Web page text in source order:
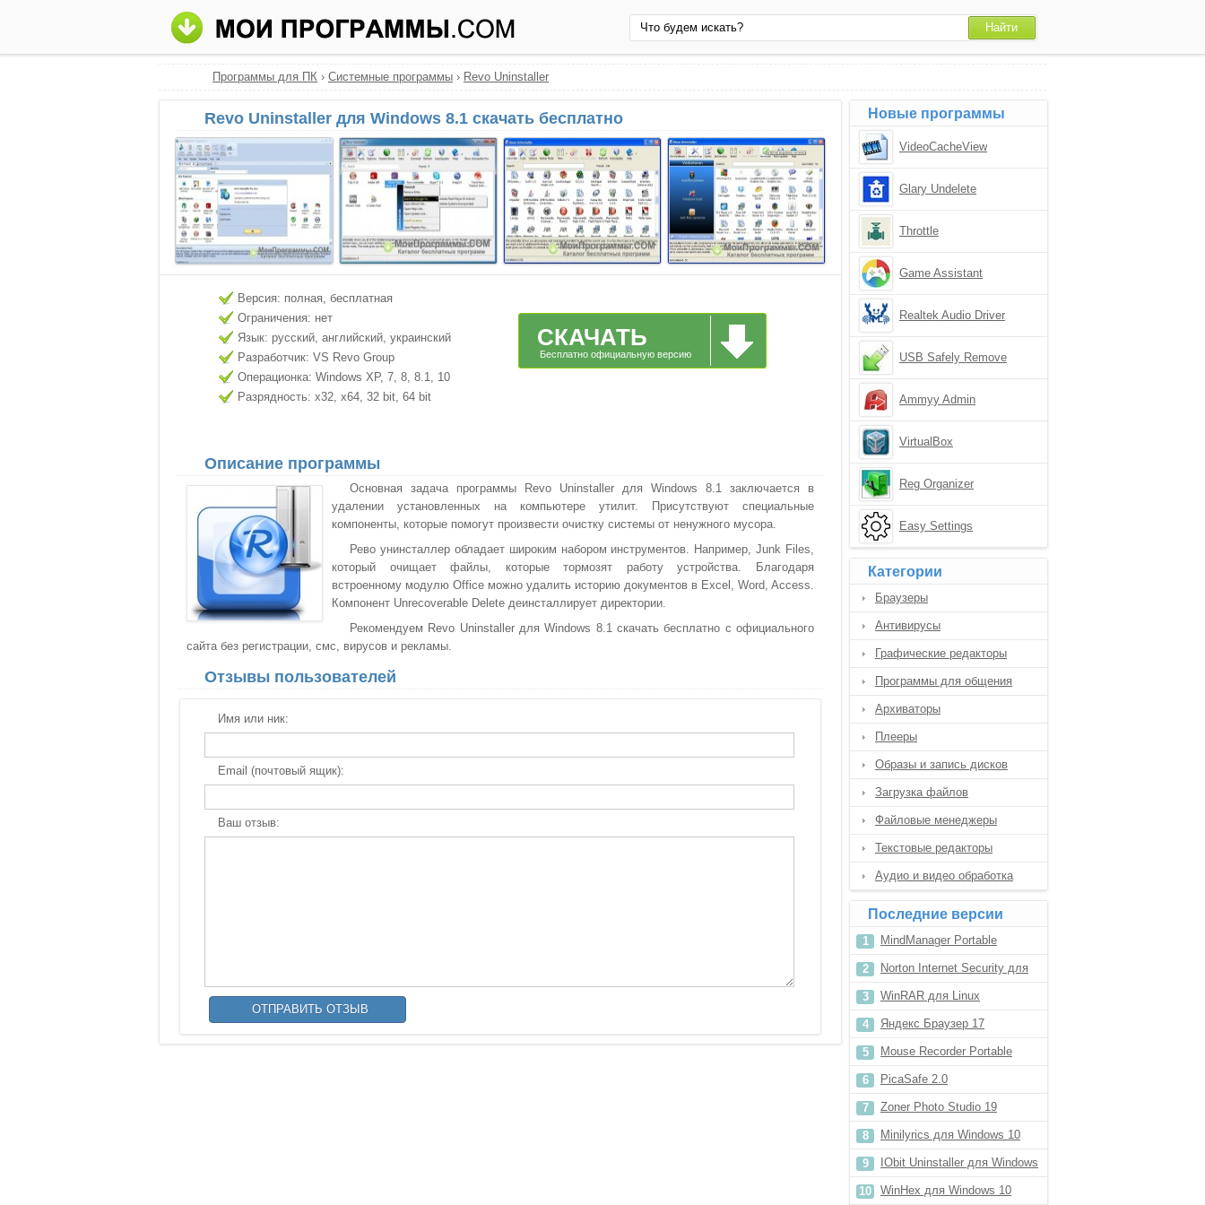
Программы для ПК › Системные программы › Revo Uninstaller
Revo Uninstaller для Windows 8.1 скачать бесплатно
Версия: полная, бесплатная
Ограничения: нет
Язык: русский, английский, украинский
Разработчик: VS Revo Group
Операционка: Windows XP, 7, 8, 8.1, 10
Разрядность: x32, x64, 32 bit, 64 bit
СКАЧАТЬ
Бесплатно официальную версию
Описание программы
Основная задача программы Revo Uninstaller для Windows 8.1 заключается в
удалении установленных на компьютере утилит. Присутствуют специальные
компоненты, которые помогут произвести очистку системы от ненужного мусора.
Рево унинсталлер обладает широким набором инструментов. Например, Junk Files,
который очищает файлы, которые тормозят работу устройства. Благодаря
встроенному модулю Office можно удалить историю документов в Excel, Word, Access.
Компонент Unrecoverable Delete деинсталлирует директории.
Рекомендуем Revo Uninstaller для Windows 8.1 скачать бесплатно с официального
сайта без регистрации, смс, вирусов и рекламы.
Отзывы пользователей
Имя или ник:
Email (почтовый ящик):
Ваш отзыв:
Новые программы
VideoCacheView
Glary Undelete
Throttle
Game Assistant
Realtek Audio Driver
USB Safely Remove
Ammyy Admin
VirtualBox
Reg Organizer
Easy Settings
Категории
Браузеры
Антивирусы
Графические редакторы
Программы для общения
Архиваторы
Плееры
Образы и запись дисков
Загрузка файлов
Файловые менеджеры
Текстовые редакторы
Аудио и видео обработка
Последние версии
MindManager Portable
Norton Internet Security для
Windows XP
WinRAR для Linux
Яндекс Браузер 17
Mouse Recorder Portable
PicaSafe 2.0
Zoner Photo Studio 19
Minilyrics для Windows 10
IObit Uninstaller для Windows
8.1
WinHex для Windows 10